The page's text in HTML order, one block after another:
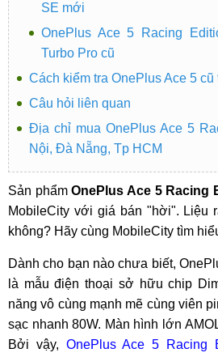
SE mới
OnePlus Ace 5 Racing
Turbo Pro cũ
Cách kiểm tra OnePlus Ace 5
Câu hỏi liên quan
Địa chỉ mua OnePlus Ace 5
Nội, Đà Nẵng, Tp HCM
Sản phẩmOnePlus Ace 5 Racing
MobileCity với giá bán "hời". Liệu
không? Hãy cùng MobileCity tìm
Dành cho bạn nào chưa biết,
là mẫu điện thoại sở hữu chip
năng vô cùng mạnh mẽ cùng viên
sạc nhanh 80W. Màn hình lớn
Bởi vậy, OnePlus Ace 5 Racing